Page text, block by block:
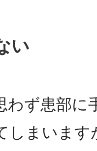
い
わず患部に
しまいます